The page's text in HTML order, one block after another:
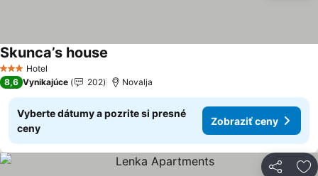
3 Počet hviezdičiek
Hotel
Skunca’s house
8,6 Vynikajúce 202 Novalja
Vyberte dátumy a pozrite si presné
ceny
Zobraziť ceny
Zdieľať